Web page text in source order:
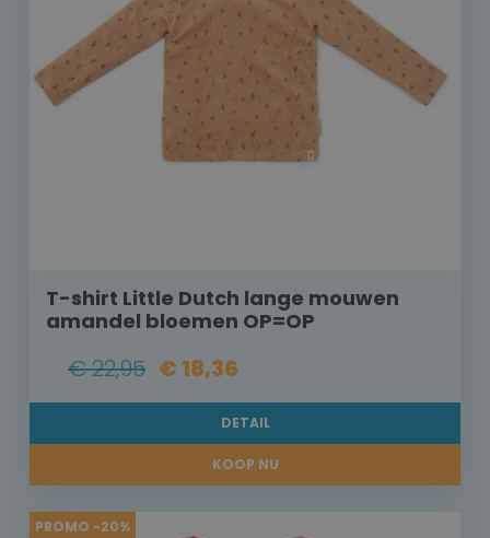
T-shirt Little Dutch lange mouwen
amandel bloemen OP=OP
€ 22,95 € 18,36
DETAIL
KOOP NU
PROMO -20%